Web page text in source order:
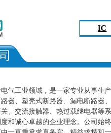
IC
气工业领域，是一家专业从事生
器、塑壳式断路器、漏电断路器
关、交流接触器、热过载继电
和诚心卓越的企业理念。公司始